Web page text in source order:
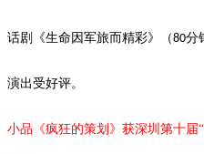
话剧《生命因军旅而精彩》（80分
演出受好评。
小品《疯狂的策划》获深圳第十届